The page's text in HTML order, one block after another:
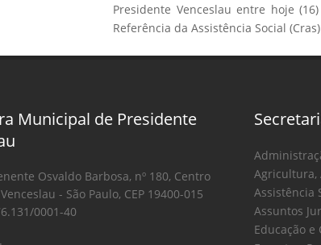
Presidente Venceslau entre hoje
Referência da Assistência Social
Municipal de Presidente
Osvaldo Barbosa, nº 180, Centro
- São Paulo, CEP 19400-015
0001-40
Agricultura,
Assistência
Assuntos
Educação e